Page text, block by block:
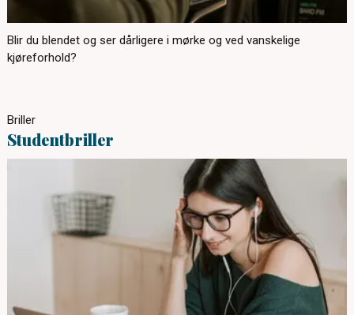
Blir du blendet og ser dårligere i mørke og ved vanskelige
kjøreforhold?
Briller
Studentbriller